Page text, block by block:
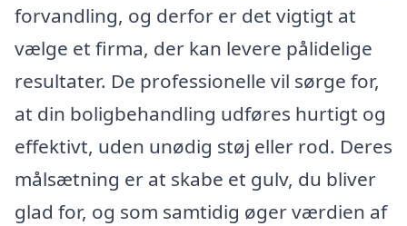
forvandling, og derfor er det vigtigt at
vælge et firma, der kan levere pålidelige
resultater. De professionelle vil sørge for,
at din boligbehandling udføres hurtigt og
effektivt, uden unødig støj eller rod. Deres
målsætning er at skabe et gulv, du bliver
glad for, og som samtidig øger værdien af